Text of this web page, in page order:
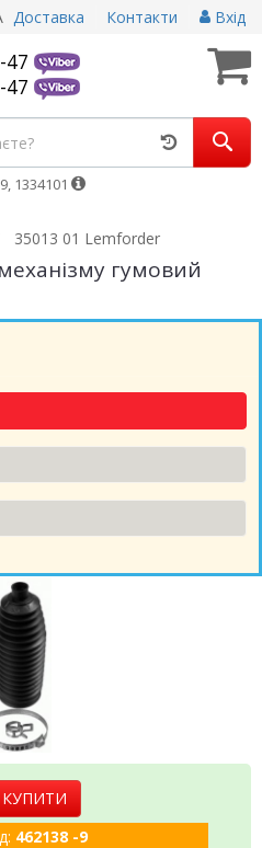
Доставка Контакти Вхід
47
47
1334101
35013 01 Lemforder
гумовий
462138 -9